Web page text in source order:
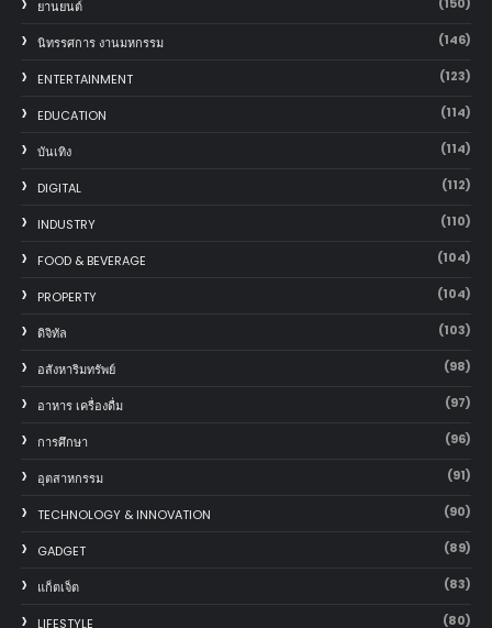
‎ยานยนต์‎
นิทรรศการ งานมหกรรม (146)
ENTERTAINMENT (123)
EDUCATION (114)
บันเทิง (114)
DIGITAL (112)
INDUSTRY (110)
FOOD & BEVERAGE (104)
PROPERTY (104)
ดิจิทัล (103)
อสังหาริมทรัพย์ (98)
อาหาร เครื่องดื่ม (97)
การศึกษา (96)
อุตสาหกรรม (91)
TECHNOLOGY & INNOVATION (90)
GADGET (89)
แก็ตเจ็ต (83)
LIFESTYLE (80)